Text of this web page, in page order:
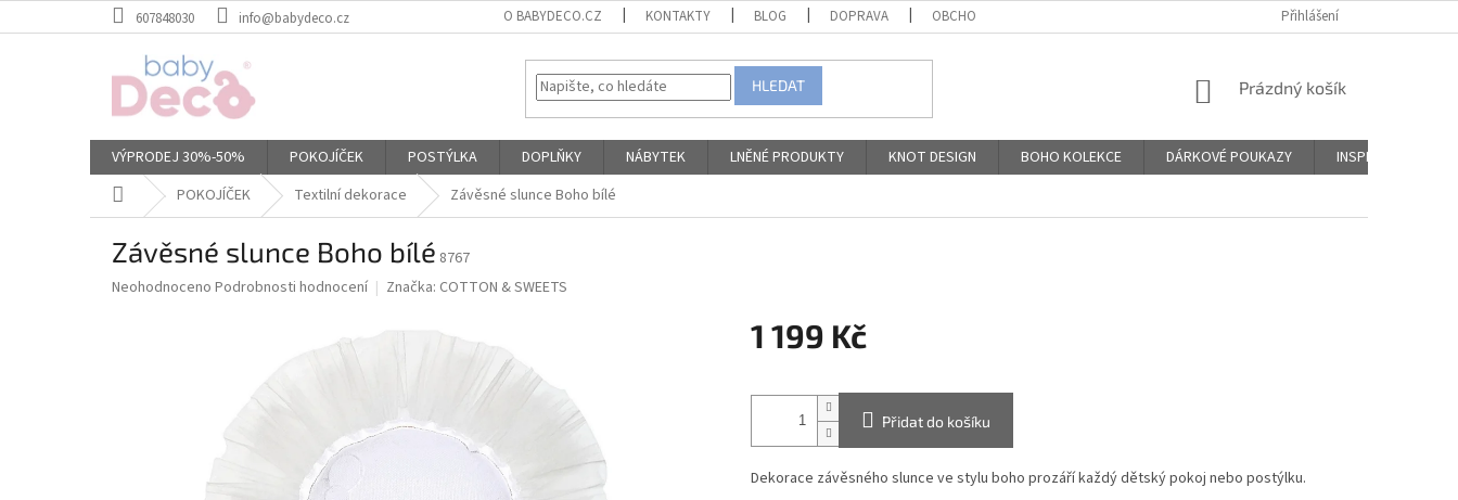
na
607848030 info@babydeco.cz O BABYDECO.CZ KONTAKTY BLOG DOPRAVA OBCHODNÍ PODMÍNKY PODMÍNKY OCHRANY OSOBNÍCH ÚDAJŮ
Přihlášení
HLEDAT
NÁKUPNÍ
Prázdný košík
VÝPRODEJ 30%-50% POKOJÍČEK POSTÝLKA DOPLŇKY NÁBYTEK LNĚNÉ PRODUKTY KNOT DESIGN BOHO KOLEKCE DÁRKOVÉ POUKAZY INSPIRACE
Domů POKOJÍČEK Textilní dekorace Závěsné slunce Boho bílé
Závěsné slunce Boho bílé 8767
Průměrné
Neohodnoceno Podrobnosti hodnocení Značka: COTTON & SWEETS
1 199 Kč
cena:
Přidat do košíku
Dekorace závěsného slunce ve stylu boho prozáří každý dětský pokoj nebo postýlku.